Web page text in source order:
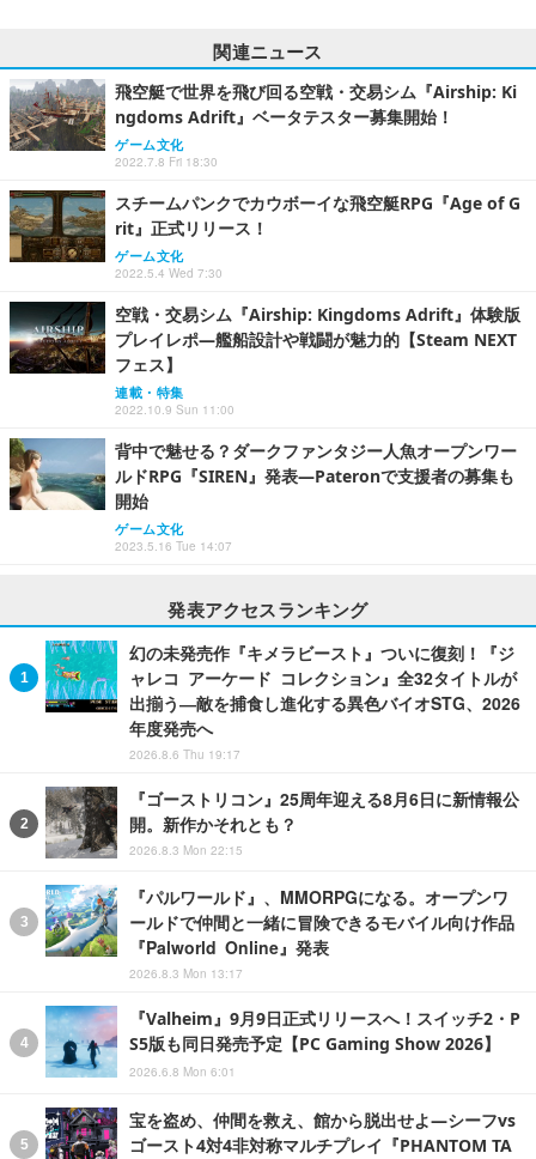
関連ニュース
飛空艇で世界を飛び回る空戦・交易シム『Airship: Ki
ngdoms Adrift』ベータテスター募集開始！
ゲーム文化
2022.7.8 Fri 18:30
スチームパンクでカウボーイな飛空艇RPG『Age of G
rit』正式リリース！
ゲーム文化
2022.5.4 Wed 7:30
空戦・交易シム『Airship: Kingdoms Adrift』体験版
プレイレポ―艦船設計や戦闘が魅力的【Steam NEXT
フェス】
連載・特集
2022.10.9 Sun 11:00
背中で魅せる？ダークファンタジー人魚オープンワー
ルドRPG『SIREN』発表―Pateronで支援者の募集も
開始
ゲーム文化
2023.5.16 Tue 14:07
発表アクセスランキング
幻の未発売作『キメラビースト』ついに復刻！『ジ
ャレコ アーケード コレクション』全32タイトルが
出揃う―敵を捕食し進化する異色バイオSTG、2026
年度発売へ
2026.8.6 Thu 19:17
『ゴーストリコン』25周年迎える8月6日に新情報公
開。新作かそれとも？
2026.8.3 Mon 22:15
『パルワールド』、MMORPGになる。オープンワ
ールドで仲間と一緒に冒険できるモバイル向け作品
『Palworld Online』発表
2026.8.3 Mon 13:17
『Valheim』9月9日正式リリースへ！スイッチ2・P
S5版も同日発売予定【PC Gaming Show 2026】
2026.6.8 Mon 6:01
宝を盗め、仲間を救え、館から脱出せよ―シーフvs
ゴースト4対4非対称マルチプレイ『PHANTOM TA